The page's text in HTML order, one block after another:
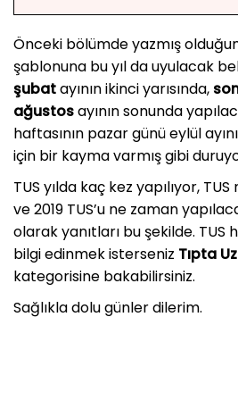
Önceki bölümde yazmış
şablonuna bu yıl da uyulacak
şubatayının ikinci yarısında,
ağustosayının sonunda
haftasının pazar günü eylül
için bir kayma varmış gibi
TUS yılda kaç kez yapılıyor,
ve 2019 TUS’u ne zaman
olarak yanıtları bu şekilde. TUS
bilgi edinmek isterseniz Tıpta
kategorisine bakabilirsiniz.
Sağlıkla dolu günler dilerim.